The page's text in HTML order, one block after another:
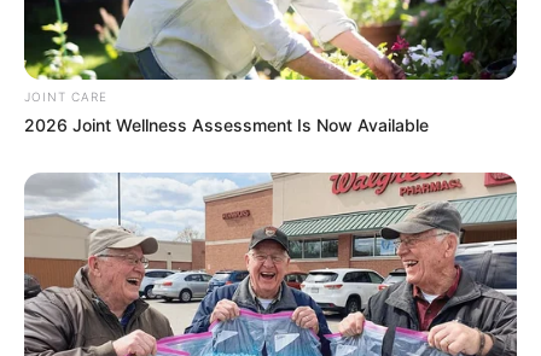
ดวงวันนี้ ดวงวันเกิด ดูดวงรายวัน อ.มิก พชร ทูตเทวะ
นักเขียน
เชื่อในสิ่งที่เฮ็ด เฮ็ดในสิ่งที่เชื่อ
เนื้อหาที่ได้รับการโปรโมต
JOINT CARE
2026 Joint Wellness Assessment Is Now Available